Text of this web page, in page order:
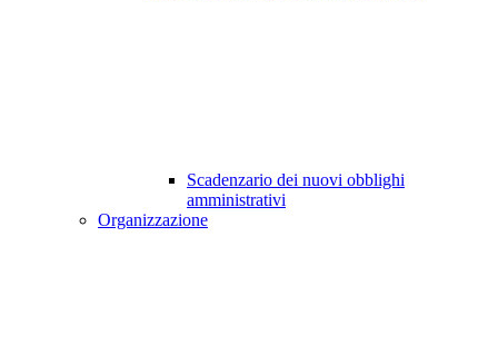
Scadenzario dei nuovi obblighi
amministrativi
Organizzazione